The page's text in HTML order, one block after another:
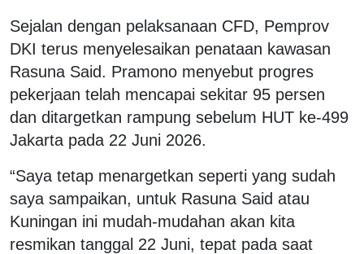
Sejalan dengan pelaksanaan CFD, Pemprov
DKI terus menyelesaikan penataan kawasan
Rasuna Said. Pramono menyebut progres
pekerjaan telah mencapai sekitar 95 persen
dan ditargetkan rampung sebelum HUT ke-499
Jakarta pada 22 Juni 2026.
“Saya tetap menargetkan seperti yang sudah
saya sampaikan, untuk Rasuna Said atau
Kuningan ini mudah-mudahan akan kita
resmikan tanggal 22 Juni, tepat pada saat